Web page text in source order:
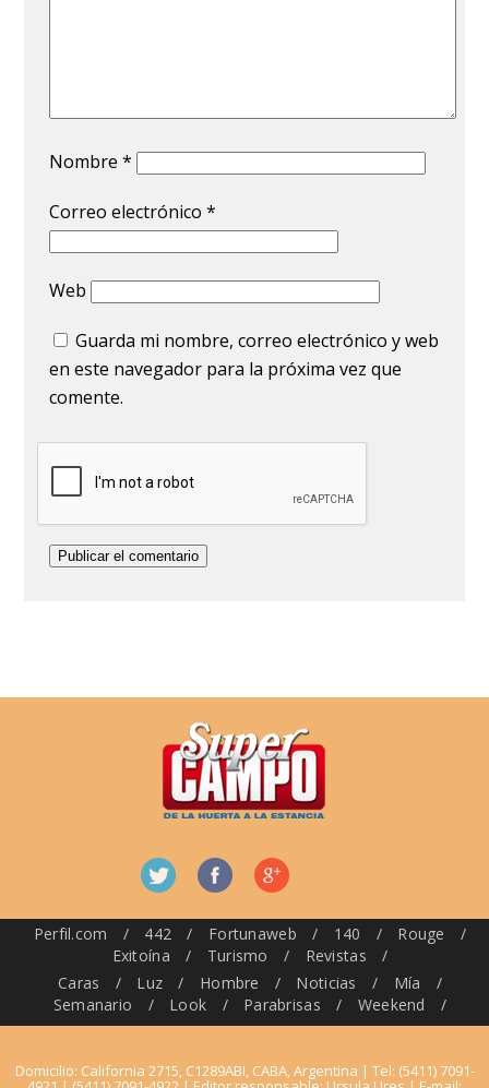
Nombre*
Correo electrónico*
Web
Guarda mi nombre, correo electrónico y web
en este navegador para la próxima vez que
comente.
Perfil.com / 442 / Fortunaweb / 140 / Rouge
/
Exitoína
/ Turismo / Revistas
/
Caras
/ Luz / Hombre / Noticias / Mía
/
Semanario
/ Look / Parabrisas / Weekend /
Domicilio: California 2715, C1289ABI, CABA, Argentina | Tel: (5411) 7091-